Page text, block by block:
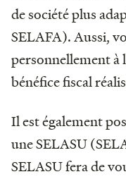
de société plus
SELAFA). Aussi,
personnellement à
bénéfice fiscal
Il est également
une SELASU
SELASU fera de